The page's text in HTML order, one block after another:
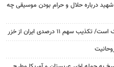
درباره حلال و حرام بودن موسیقی چه
سهم ۱۱ درصدی ایران از خزر